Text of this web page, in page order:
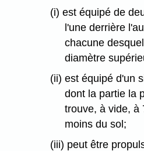
(i) est équipé de
l'une derrière
chacune
diamètre
(ii) est équipé d'un
dont la partie la
trouve, à vide, à
moins du sol;
(iii) peut être